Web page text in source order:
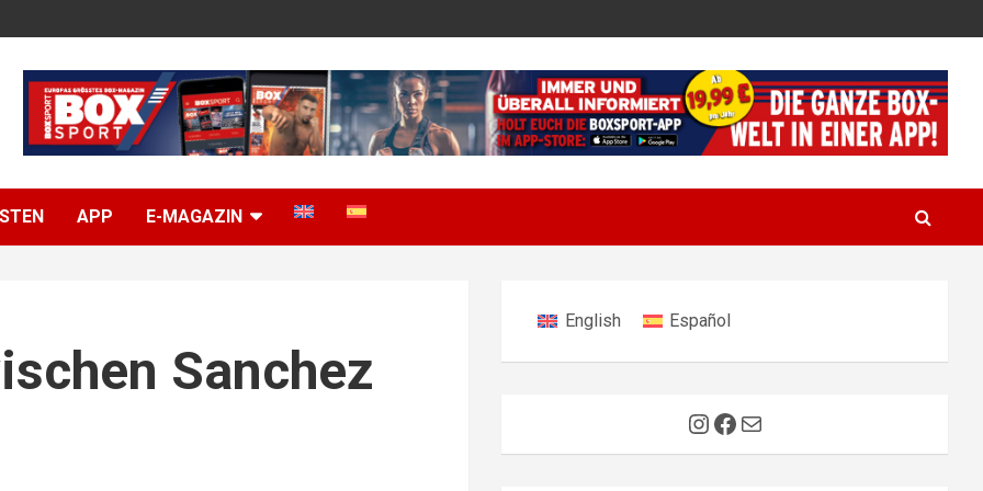
APP E-MAGAZIN
Sanchez
English Español
Instagram
Facebook
E-Mail